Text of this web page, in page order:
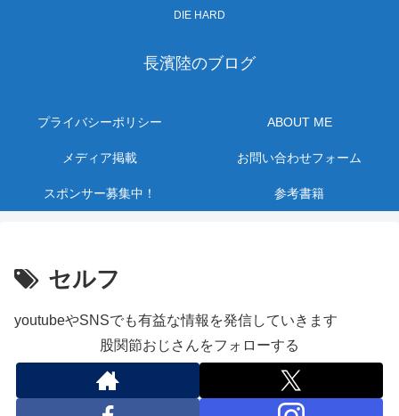
DIE HARD
長濱陸のブログ
プライバシーポリシー ABOUT ME
メディア掲載 お問い合わせフォーム
スポンサー募集中！ 参考書籍
セルフ
youtubeやSNSでも有益な情報を発信していきます
股関節おじさんをフォローする